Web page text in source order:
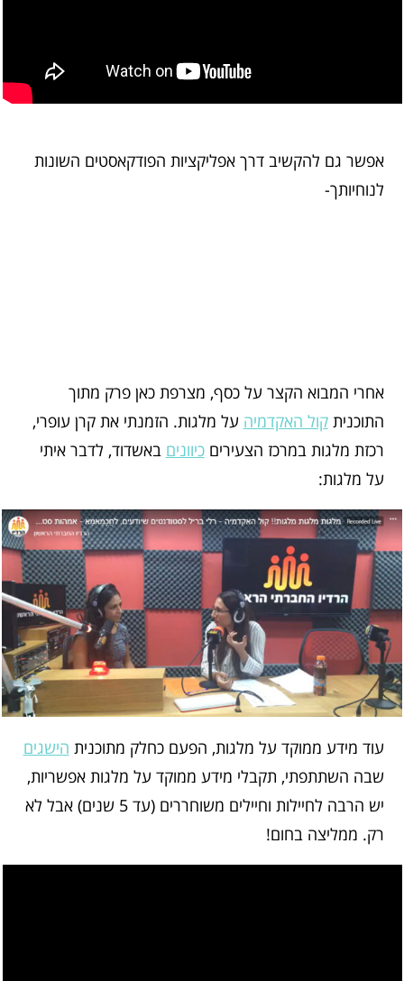
אפשר גם להקשיב דרך אפליקציות הפודקאסטים השונות
לנוחיותך-
אחרי המבוא הקצר על כסף, מצרפת כאן פרק מתוך
התוכניתקול האקדמיה על מלגות. הזמנתי את קרן עופרי,
רכזת מלגות במרכז הצעיריםכיוונים באשדוד, לדבר איתי
על מלגות:
עוד מידע ממוקד על מלגות, הפעם כחלק מתוכנית הישגים
שבה השתתפתי, תקבלי מידע ממוקד על מלגות אפשריות,
יש הרבה לחיילות וחיילים משוחררים (עד 5 שנים) אבל לא
רק. ממליצה בחום!